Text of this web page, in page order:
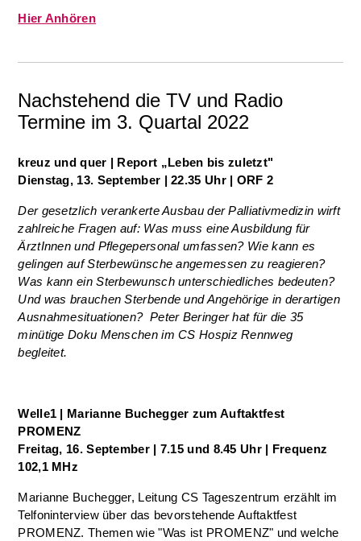
Hier Anhören
Nachstehend die TV und Radio
Termine im 3. Quartal 2022
kreuz und quer | Report „Leben bis zuletzt"
Dienstag, 13. September | 22.35 Uhr | ORF 2
Der gesetzlich verankerte Ausbau der Palliativmedizin wirft
zahlreiche Fragen auf: Was muss eine Ausbildung für
ÄrztInnen und Pflegepersonal umfassen? Wie kann es
gelingen auf Sterbewünsche angemessen zu reagieren?
Was kann ein Sterbewunsch unterschiedliches bedeuten?
Und was brauchen Sterbende und Angehörige in derartigen
Ausnahmesituationen? Peter Beringer hat für die 35
minütige Doku Menschen im CS Hospiz Rennweg
begleitet.
Welle1 | Marianne Buchegger zum Auftaktfest
PROMENZ
Freitag, 16. September | 7.15 und 8.45 Uhr | Frequenz
102,1 MHz
Marianne Buchegger, Leitung CS Tageszentrum erzählt im
Telfoninterview über das bevorstehende Auftaktfest
PROMENZ. Themen wie "Was ist PROMENZ" und welche